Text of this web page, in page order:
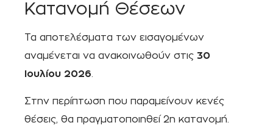
Κατανομή Θέσεων
Τα αποτελέσματα των εισαγομένων
αναμένεται να ανακοινωθούν στις 30
Ιουλίου 2026
Στην περίπτωση που παραμείνουν κενές
θέσεις, θα πραγματοποιηθεί 2η κατανομή.